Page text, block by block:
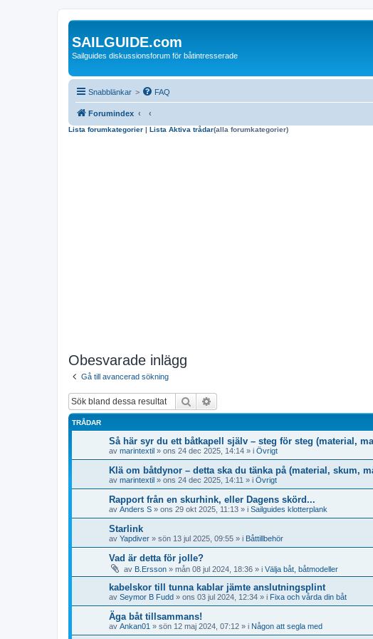
SAILGUIDE.com
Sailguides diskussionsforum för båtintresserade
Snabblänkar > FAQ
Forumindex
Lista forumkategorier | Lista Aktiva trådar(alla forumkategorier)
Obesvarade inlägg
Gå till avancerad sökning
Sök
TRÅDAR
Så här syr du ett båtkapell själv – steg för steg (material,
av marintextil » ons 24 dec 2025, 14:14 » i Övrigt
Klä om båtdynor – detta ska du tänka på (material, skum,
av marintextil » ons 24 dec 2025, 14:11 » i Övrigt
Rapport från en skurhink, eller Dagens skörd...
av Anders S » ons 29 okt 2025, 11:13 » i Sailguides klotterplank
Starlink
av Yapdiver » sön 13 jul 2025, 09:55 » i Båttillbehör
Vad är detta för jolle?
av B.Ersson » mån 08 jul 2024, 18:36 » i Välja båt, båtmodeller
kabelskor till tunna kablar jämte anslutningsplint
av Seymor B Fudd » ons 03 jul 2024, 12:34 » i Fixa och vårda din båt
Äga båt tillsammans!
av Ankan01 » sön 12 maj 2024, 07:12 » i Någon att segla med